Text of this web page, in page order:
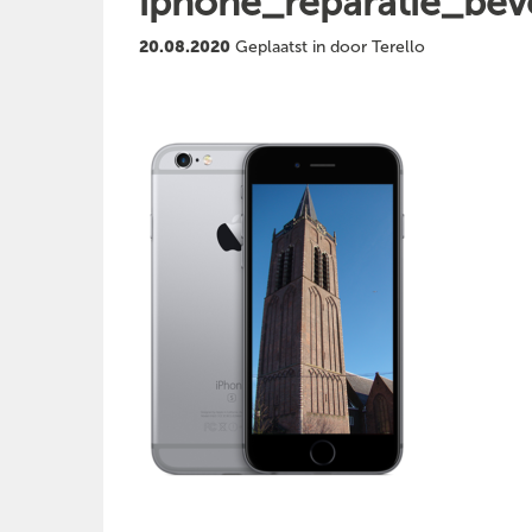
20.08.2020 Geplaatst in door Terello